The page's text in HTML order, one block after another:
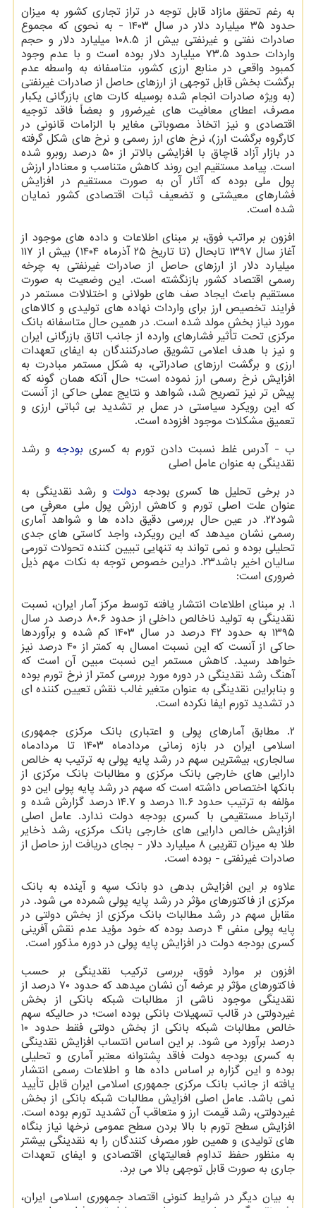
به رغم تحقق مازاد قابل توجه در تراز تجاری کشور به میزان
حدود ۳۵ میلیارد دلار در سال ۱۴۰۳ - به نحوی که مجموع
صادرات نفتی و غیرنفتی بیش از ۱۰۸.۵ میلیارد دلار و حجم
واردات حدود ۷۳.۵ میلیارد دلار بوده است و با عدم وجود
کمبود واقعی در منابع ارزی کشور، متاسفانه به واسطه عدم
برگشت بخش قابل توجهی از ارزهای حاصل از صادرات غیرنفتی
(به ویژه صادرات انجام شده بوسیله کارت های بازرگانی یکبار
مصرف، اعطای معافیت های غیرضرور و بعضاً فاقد توجیه
اقتصادی و نیز اتخاذ مصوباتی مغایر با الزامات قانونی در
کارگروه برگشت ارز)، نرخ های ارز رسمی و نرخ های شکل گرفته
در بازار آزاد قاچاق با افزایشی بالاتر از ۵۰ درصد روبرو شده
است. پیامد مستقیم این روند کاهش متناسب و معنادار ارزش
پول ملی بوده که آثار آن به صورت مستقیم در افزایش
فشارهای معیشتی و تضعیف ثبات اقتصادی کشور نمایان
شده است.
افزون بر مراتب فوق، بر مبنای اطلاعات و داده های موجود از
آغاز سال ۱۳۹۷ تابحال (تا تاریخ ۲۵ آذرماه ۱۴۰۴) بیش از ۱۱۷
میلیارد دلار از ارزهای حاصل از صادرات غیرنفتی به چرخه
رسمی اقتصاد کشور بازنگشته است. این وضعیت به صورت
مستقیم باعث ایجاد صف های طولانی و اختلالات مستمر در
فرایند تخصیص ارز برای واردات نهاده های تولیدی و کالاهای
مورد نیاز بخش مولد شده است. در همین حال متاسفانه بانک
مرکزی تحت تأثیر فشارهای وارده از جانب اتاق بازرگانی ایران
و نیز با هدف اعلامی تشویق صادرکنندگان به ایفای تعهدات
ارزی و برگشت ارزهای صادراتی، به شکل مستمر مبادرت به
افزایش نرخ رسمی ارز نموده است؛ حال آنکه همان گونه که
پیش تر نیز تصریح شد، شواهد و نتایج عملی حاکی از آنست
که این رویکرد سیاستی در عمل بر تشدید بی ثباتی ارزی و
تعمیق مشکلات موجود افزوده است.
ب - آدرس غلط نسبت دادن تورم به کسری بودجه و رشد
نقدینگی به عنوان عامل اصلی
در برخی تحلیل ها کسری بودجه دولت و رشد نقدینگی به
عنوان علت اصلی تورم و کاهش ارزش پول ملی معرفی می
شود۲۲. در عین حال بررسی دقیق داده ها و شواهد آماری
رسمی نشان میدهد که این رویکرد، واجد کاستی های جدی
تحلیلی بوده و نمی تواند به تنهایی تبیین کننده تحولات تورمی
سالیان اخیر باشد۲۳. دراین خصوص توجه به نکات مهم ذیل
ضروری است:
۱. بر مبنای اطلاعات انتشار یافته توسط مرکز آمار ایران، نسبت
نقدینگی به تولید ناخالص داخلی از حدود ۸۰.۶ درصد در سال
۱۳۹۵ به حدود ۴۲ درصد در سال ۱۴۰۳ کم شده و برآوردها
حاکی از آنست که این نسبت امسال به کمتر از ۴۰ درصد نیز
خواهد رسید. کاهش مستمر این نسبت مبین آن است که
آهنگ رشد نقدینگی در دوره مورد بررسی کمتر از نرخ تورم بوده
و بنابراین نقدینگی به عنوان متغیر غالب نقش تعیین کننده ای
در تشدید تورم ایفا نکرده است.
۲. مطابق آمارهای پولی و اعتباری بانک مرکزی جمهوری
اسلامی ایران در بازه زمانی مردادماه ۱۴۰۳ تا مردادماه
سالجاری، بیشترین سهم در رشد پایه پولی به ترتیب به خالص
دارایی های خارجی بانک مرکزی و مطالبات بانک مرکزی از
بانکها اختصاص داشته است که سهم در رشد پایه پولی این دو
مؤلفه به ترتیب حدود ۱۱.۶ درصد و ۱۴.۷ درصد گزارش شده و
ارتباط مستقیمی با کسری بودجه دولت ندارد. عامل اصلی
افزایش خالص دارایی های خارجی بانک مرکزی، رشد ذخایر
طلا به میزان تقریبی ۸ میلیارد دلار - بجای دریافت ارز حاصل از
صادرات غیرنفتی - بوده است.
علاوه بر این افزایش بدهی دو بانک سپه و آینده به بانک
مرکزی از فاکتورهای مؤثر در رشد پایه پولی شمرده می شود. در
مقابل سهم در رشد مطالبات بانک مرکزی از بخش دولتی در
پایه پولی منفی ۴ درصد بوده که خود مؤید عدم نقش آفرینی
کسری بودجه دولت در افزایش پایه پولی در دوره مذکور است.
افزون بر موارد فوق، بررسی ترکیب نقدینگی بر حسب
فاکتورهای مؤثر بر عرضه آن نشان میدهد که حدود ۷۰ درصد از
نقدینگی موجود ناشی از مطالبات شبکه بانکی از بخش
غیردولتی در قالب تسهیلات بانکی بوده است؛ در حالیکه سهم
خالص مطالبات شبکه بانکی از بخش دولتی فقط حدود ۱۰
درصد برآورد می شود. بر این اساس انتساب افزایش نقدینگی
به کسری بودجه دولت فاقد پشتوانه معتبر آماری و تحلیلی
بوده و این گزاره بر اساس داده ها و اطلاعات رسمی انتشار
یافته از جانب بانک مرکزی جمهوری اسلامی ایران قابل تأیید
نمی باشد. عامل اصلی افزایش مطالبات شبکه بانکی از بخش
غیردولتی، رشد قیمت ارز و متعاقب آن تشدید تورم بوده است.
افزایش سطح تورم با بالا بردن سطح عمومی نرخها نیاز بنگاه
های تولیدی و همین طور مصرف کنندگان را به نقدینگی بیشتر
به منظور حفظ تداوم فعالیتهای اقتصادی و ایفای تعهدات
جاری به صورت قابل توجهی بالا می برد.
به بیان دیگر در شرایط کنونی اقتصاد جمهوری اسلامی ایران،